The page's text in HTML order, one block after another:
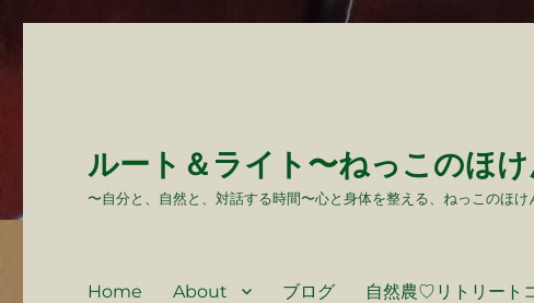
ルート＆ライト〜ねっこのほ
〜自分と、自然と、対話する時間〜心と身体を整える、ねっこのほけ
Home About ブログ 自然農♡リトリート